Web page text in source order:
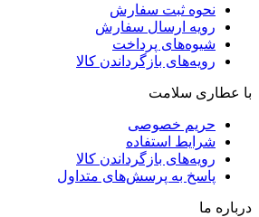
نحوه ثبت سفارش
رویه ارسال سفارش
شیوه‌های پرداخت
رویه‌های بازگرداندن کالا
با عطاری سلامت
حریم خصوصی
شرایط استفاده
رویه‌های بازگرداندن کالا
پاسخ به پرسش‌های متداول
درباره ما